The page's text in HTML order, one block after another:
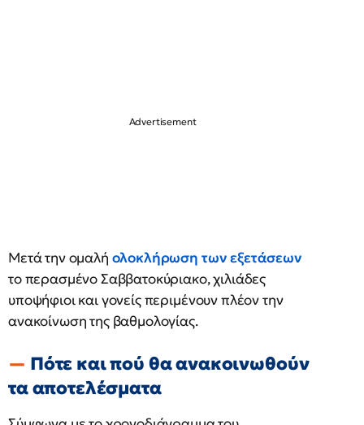
Μετά την ομαλή ολοκλήρωση των εξετάσεων
το περασμένο Σαββατοκύριακο, χιλιάδες
υποψήφιοι και γονείς περιμένουν πλέον την
ανακοίνωση της βαθμολογίας.
Πότε και πού θα ανακοινωθούν
τα αποτελέσματα